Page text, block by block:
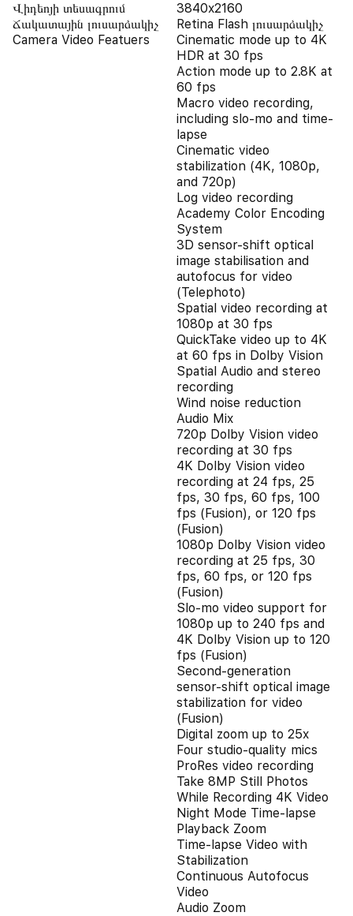
Վիդեոյի տեսագրում
3840x2160
Ճակատային լուսարձակիչ
Retina Flash լուսարձակիչ
Camera Video Featuers
Cinematic mode up to 4K
HDR at 30 fps
Action mode up to 2.8K at
60 fps
Macro video recording,
including slo-mo and time-
lapse
Cinematic video
stabilization (4K, 1080p,
and 720p)
Log video recording
Academy Color Encoding
System
3D sensor-shift optical
image stabilisation and
autofocus for video
(Telephoto)
Spatial video recording at
1080p at 30 fps
QuickTake video up to 4K
at 60 fps in Dolby Vision
Spatial Audio and stereo
recording
Wind noise reduction
Audio Mix
720p Dolby Vision video
recording at 30 fps
4K Dolby Vision video
recording at 24 fps, 25
fps, 30 fps, 60 fps, 100
fps (Fusion), or 120 fps
(Fusion)
1080p Dolby Vision video
recording at 25 fps, 30
fps, 60 fps, or 120 fps
(Fusion)
Slo‑mo video support for
1080p up to 240 fps and
4K Dolby Vision up to 120
fps (Fusion)
Second‑generation
sensor‑shift optical image
stabilization for video
(Fusion)
Digital zoom up to 25x
Four studio-quality mics
ProRes video recording
Take 8MP Still Photos
While Recording 4K Video
Night Mode Time-lapse
Playback Zoom
Time-lapse Video with
Stabilization
Continuous Autofocus
Video
Audio Zoom